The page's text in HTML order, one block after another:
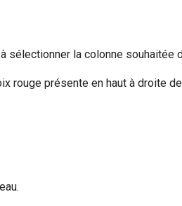
sélectionner la colonne souhaitée
rouge présente en haut à droite